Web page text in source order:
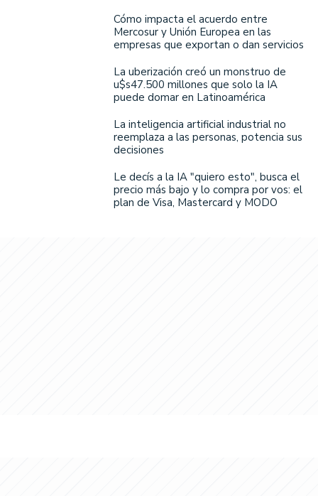
Cómo impacta el acuerdo entre
Mercosur y Unión Europea en las
empresas que exportan o dan servicios
La uberización creó un monstruo de
u$s47.500 millones que solo la IA
puede domar en Latinoamérica
La inteligencia artificial industrial no
reemplaza a las personas, potencia sus
decisiones
Le decís a la IA "quiero esto", busca el
precio más bajo y lo compra por vos: el
plan de Visa, Mastercard y MODO